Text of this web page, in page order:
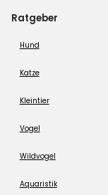
Ratgeber
Hund
Katze
Kleintier
Vogel
Wildvogel
Aquaristik